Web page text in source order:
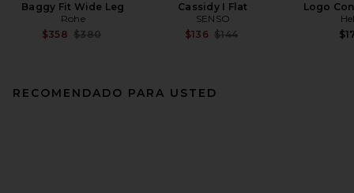
Baggy Fit Wide Leg
Rohe
$358 Previous price:
$380
Cassidy I Flat
SENSO
$136 Previous price:
$144
Logo
RECOMENDADO PARA USTED